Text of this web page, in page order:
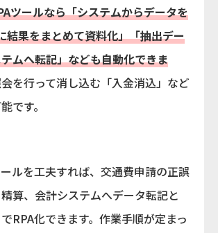
ツールなら「システムからデータを
果をまとめて資料化」「抽出デー
ムへ転記」なども自動化できま
を行って消し込む「入金消込」など
です。
ルを工夫すれば、交通費申請の正誤
算、会計システムへデータ転記と
RPA化できます。作業手順が定まっ